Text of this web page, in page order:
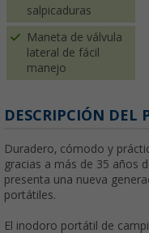
salpicaduras
Maneta de válvula
lateral de fácil
manejo
DESCRIPCIÓN DEL
Duradero, cómodo y
gracias a más de 35 años
presenta una nueva
portátiles.
El inodoro portátil de